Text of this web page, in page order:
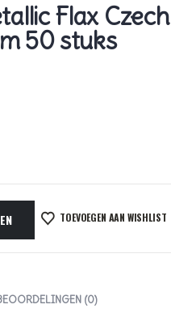
Flax Czech
50 stuks
TOEVOEGEN AAN WISHLIST
(0)